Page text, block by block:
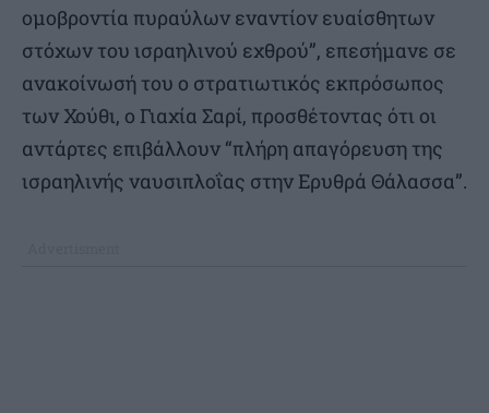
ομοβροντία πυραύλων εναντίον ευαίσθητων
στόχων του ισραηλινού εχθρού”, επεσήμανε σε
ανακοίνωσή του ο στρατιωτικός εκπρόσωπος
των Χούθι, ο Γιαχία Σαρί, προσθέτοντας ότι οι
αντάρτες επιβάλλουν “πλήρη απαγόρευση της
ισραηλινής ναυσιπλοΐας στην Ερυθρά Θάλασσα”.